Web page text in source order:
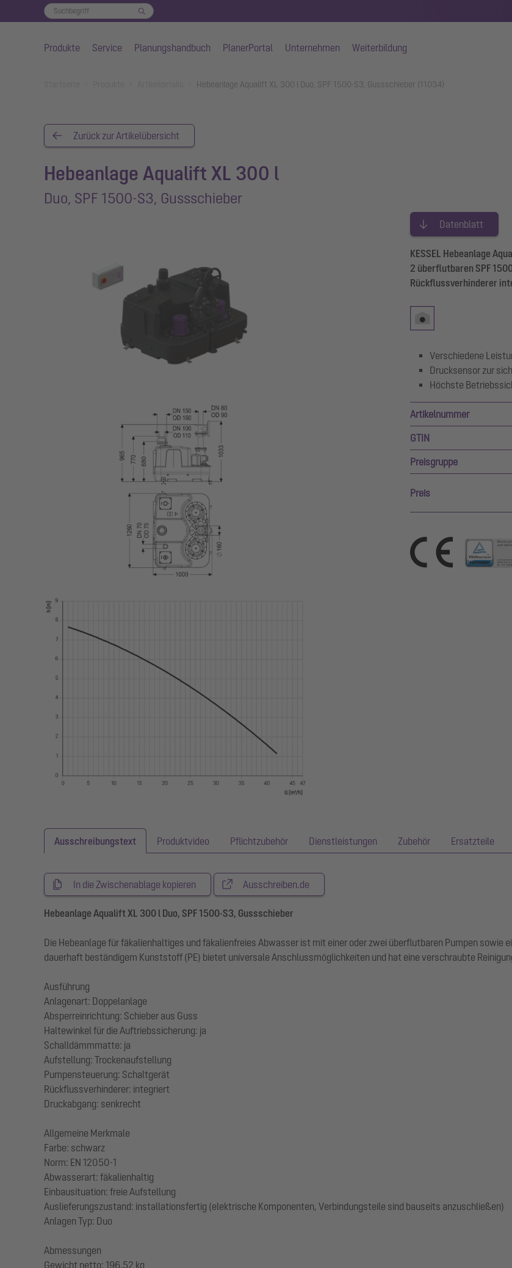
Produkte Service Planungshandbuch PlanerPortal Unternehmen Weiterbildung
Hebeanlage Aqualift XL 300 l Duo, SPF 1500-S3, Gussschieber (11034)
Zurück zur Artikelübersicht
Hebeanlage Aqualift XL 300 l
Duo, SPF 1500-S3, Gussschieber
Datenblatt
KESSEL Hebeanlage
2 überflutbaren SPF
Rückflussverhinderer
Verschiedene
Drucksensor zur
Höchste
Artikelnummer
GTIN
Preisgruppe
Preis
Ausschreibungstext Produktvideo Pflichtzubehör Dienstleistungen Zubehör Ersatzteile
In die Zwischenablage kopieren Ausschreiben.de
Hebeanlage Aqualift XL 300 l Duo, SPF 1500-S3, Gussschieber
Die Hebeanlage für fäkalienhaltiges und fäkalienfreies Abwasser ist mit einer oder zwei überflutbaren Pumpen
dauerhaft beständigem Kunststoff (PE) bietet universale Anschlussmöglichkeiten und hat eine verschraubte
Ausführung
Anlagenart: Doppelanlage
Absperreinrichtung: Schieber aus Guss
Haltewinkel für die Auftriebssicherung: ja
Schalldämmmatte: ja
Aufstellung: Trockenaufstellung
Pumpensteuerung: Schaltgerät
Rückflussverhinderer: integriert
Druckabgang: senkrecht
Allgemeine Merkmale
Farbe: schwarz
Norm: EN 12050-1
Abwasserart: fäkalienhaltig
Einbausituation: freie Aufstellung
Auslieferungszustand: installationsfertig (elektrische Komponenten, Verbindungsteile sind bauseits anzuschließen)
Anlagen Typ: Duo
Abmessungen
Gewicht netto: 196,52 kg